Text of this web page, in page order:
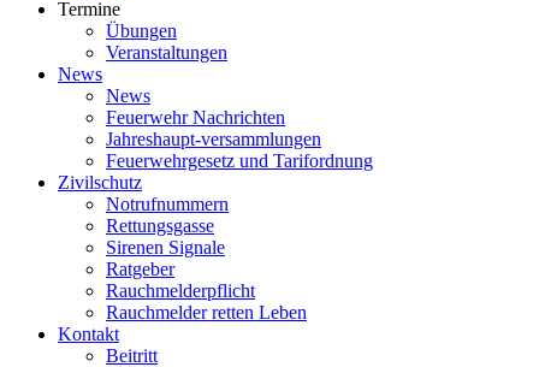
Termine
Übungen
Veranstaltungen
News
News
Feuerwehr Nachrichten
Jahreshaupt-versammlungen
Feuerwehrgesetz und Tarifordnung
Zivilschutz
Notrufnummern
Rettungsgasse
Sirenen Signale
Ratgeber
Rauchmelderpflicht
Rauchmelder retten Leben
Kontakt
Beitritt